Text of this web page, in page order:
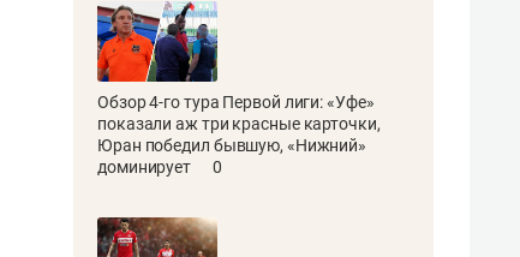
Обзор 4-го тура Первой лиги: «Уфе»
показали аж три красные карточки,
Юран победил бывшую, «Нижний»
доминирует
0